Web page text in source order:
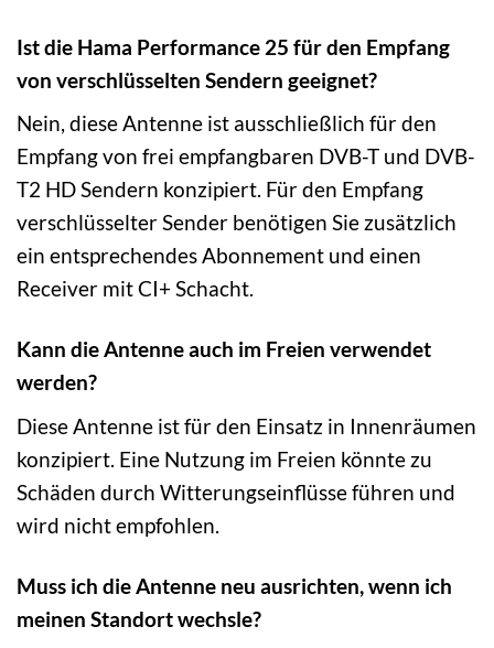
Ist die Hama Performance 25 für den Empfang
von verschlüsselten Sendern geeignet?
Nein, diese Antenne ist ausschließlich für den
Empfang von frei empfangbaren DVB-T und DVB-
T2 HD Sendern konzipiert. Für den Empfang
verschlüsselter Sender benötigen Sie zusätzlich
ein entsprechendes Abonnement und einen
Receiver mit CI+ Schacht.
Kann die Antenne auch im Freien verwendet
werden?
Diese Antenne ist für den Einsatz in Innenräumen
konzipiert. Eine Nutzung im Freien könnte zu
Schäden durch Witterungseinflüsse führen und
wird nicht empfohlen.
Muss ich die Antenne neu ausrichten, wenn ich
meinen Standort wechsle?